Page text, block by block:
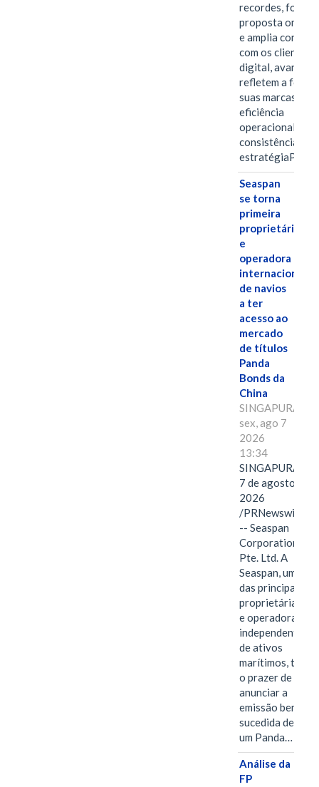
recordes,
proposta
e amplia
com os clientes
digital, avanços
refletem a força
suas marcas, a
eficiência
operacional e a
consistência de
Seaspan
se torna
primeira
proprietária
e
operadora
internacional
de navios
a ter
acesso ao
mercado
de títulos
Panda
Bonds da
China
SINGAPURA,
sex, ago 7
2026
13:34
SINGAPURA,
7 de agosto de
2026
/PRNewswire/
-- Seaspan
Corporation
Pte. Ltd. A
Seaspan, uma
das principais
proprietárias
e operadoras
independentes
de ativos
marítimos, tem
o prazer de
anunciar a
emissão bem-
sucedida de
um Panda…
Análise da
FP